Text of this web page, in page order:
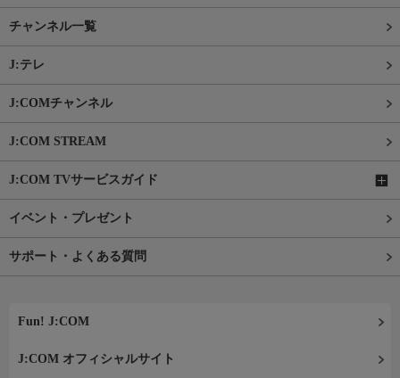
チャンネル一覧
J:テレ
J:COMチャンネル
J:COM STREAM
J:COM TVサービスガイド
イベント・プレゼント
サポート・よくある質問
Fun! J:COM
J:COM オフィシャルサイト